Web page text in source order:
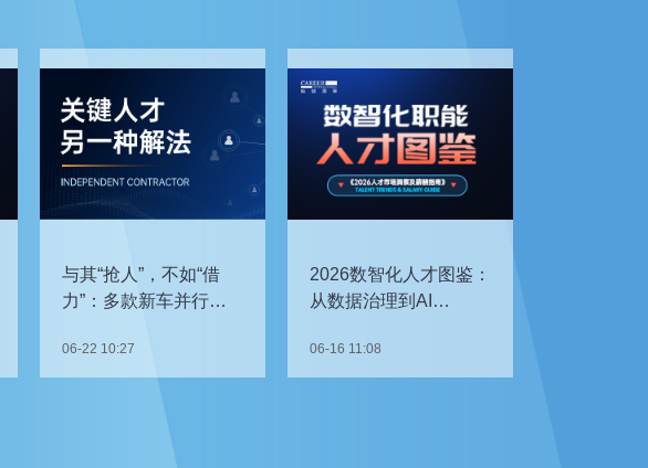
与其“抢人”，不如“借
力”：多款新车并行开
关键人才？
06-22 10:27
2026数智化人才图鉴：
从数据治理到AI
06-16 11:08